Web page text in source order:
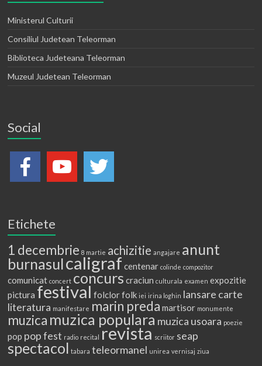
Ministerul Culturii
Consiliul Judetean Teleorman
Biblioteca Judeteana Teleorman
Muzeul Judetean Teleorman
Social
Etichete
1 decembrie 8 martie achizitie angajare anunt
burnasulcaligraf centenar colinde compozitor
comunicat concert concurs craciun culturala examen expozitie
pictura festival folclorfolk iei irina loghin lansare carte
literatura manifestare marin preda martisor monumente
muzica muzica populara muzica usoara poezie
pop pop fest radio recital revista scriitor seap
spectacol tabara teleormanel unirea vernisaj ziua